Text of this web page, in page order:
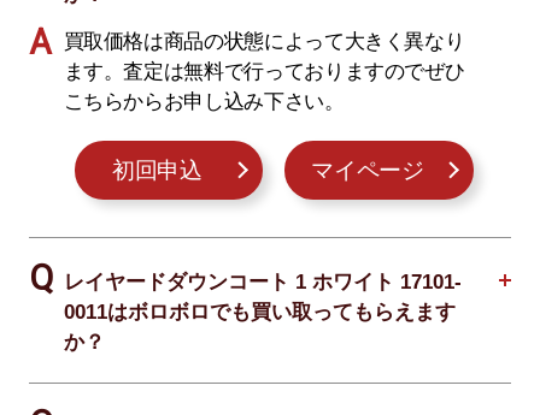
買取価格は商品の状態によって大きく異なり
ます。査定は無料で行っておりますのでぜひ
こちらからお申し込み下さい。
初回申込 マイページ
レイヤードダウンコート 1 ホワイト 17101-
0011はボロボロでも買い取ってもらえます
か？